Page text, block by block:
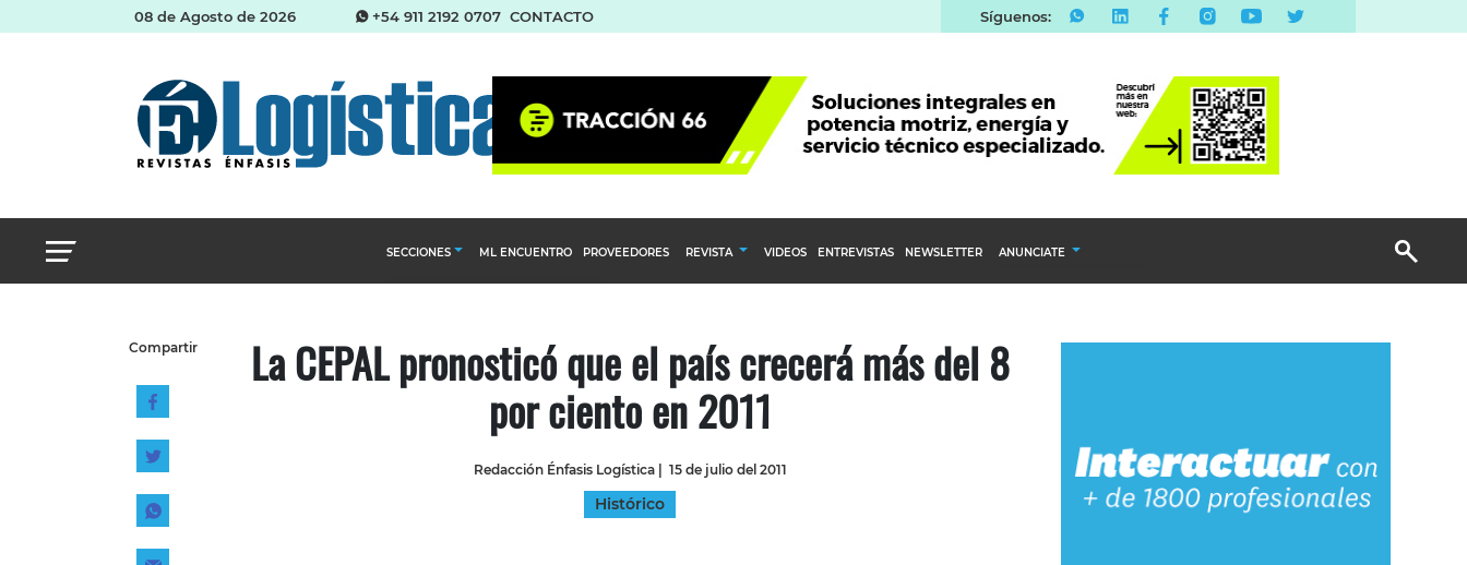
08 de Agosto de 2026 +54 911 2192 0707 CONTACTO Síguenos:
SECCIONES
Almacenes e inventarios
Cadena de Suministro del Agro
Logística y distribución
Management
ML ENCUENTRO PROVEEDORES REVISTA VIDEOS ENTREVISTAS NEWSLETTER ANUNCIATE
Email Marketing
Compartir La CEPAL pronosticó que el país crecerá más del 8
por ciento en 2011
Redacción Énfasis Logística| 15 de julio del 2011
Histórico